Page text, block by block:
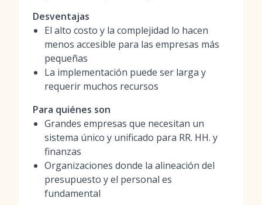
Desventajas
El alto costo y la complejidad lo hacen
menos accesible para las empresas más
pequeñas
La implementación puede ser larga y
requerir muchos recursos
Para quiénes son
Grandes empresas que necesitan un
sistema único y unificado para RR. HH. y
finanzas
Organizaciones donde la alineación del
presupuesto y el personal es
fundamental